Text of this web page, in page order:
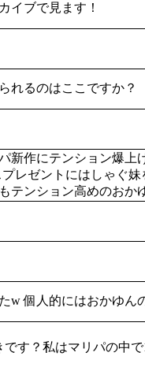
イブで見ます！
れるのはここですか？
新作にテンション爆
レゼントにはしゃぐ
テンション高めのおか
w 個人的にはおかゆ
す？私はマリパの中